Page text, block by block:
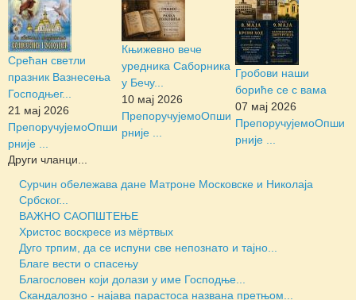
Срећан светли
празник Вазнесења
Господњег...
21 мај 2026
ПрепоручујемоОпши
рније ...
Књижевно вече
уредника Саборника
у Бечу...
10 мај 2026
ПрепоручујемоОпши
рније ...
Гробови наши
бориће се с вама
07 мај 2026
ПрепоручујемоОпши
рније ...
Други чланци...
Сурчин обележава дане Матроне Московске и Николаја
Србског...
ВАЖНО САОПШТЕЊЕ
Христос воскресе из мёртвых
Дуго трпим, да се испуни све непознато и тајно...
Благе вести о спасењу
Благословен који долази у име Господње...
Скандалозно - најава парастоса названа претњом...